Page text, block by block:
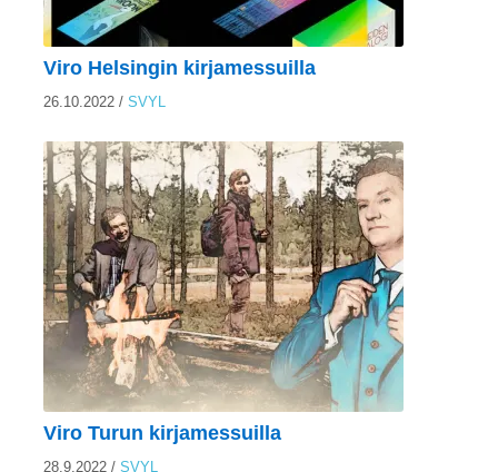
Viro Helsingin kirjamessuilla
26.10.2022/ SVYL
Viro Turun kirjamessuilla
28.9.2022/ SVYL